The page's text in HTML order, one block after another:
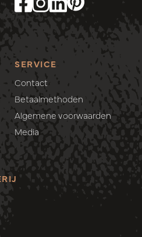
SERVICE
Contact
Betaalmethoden
Algemene voorwaarden
Media